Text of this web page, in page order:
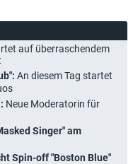
auf überraschendem
An diesem Tag startet
Neue Moderatorin für
Singer" am
Spin-off "Boston Blue"